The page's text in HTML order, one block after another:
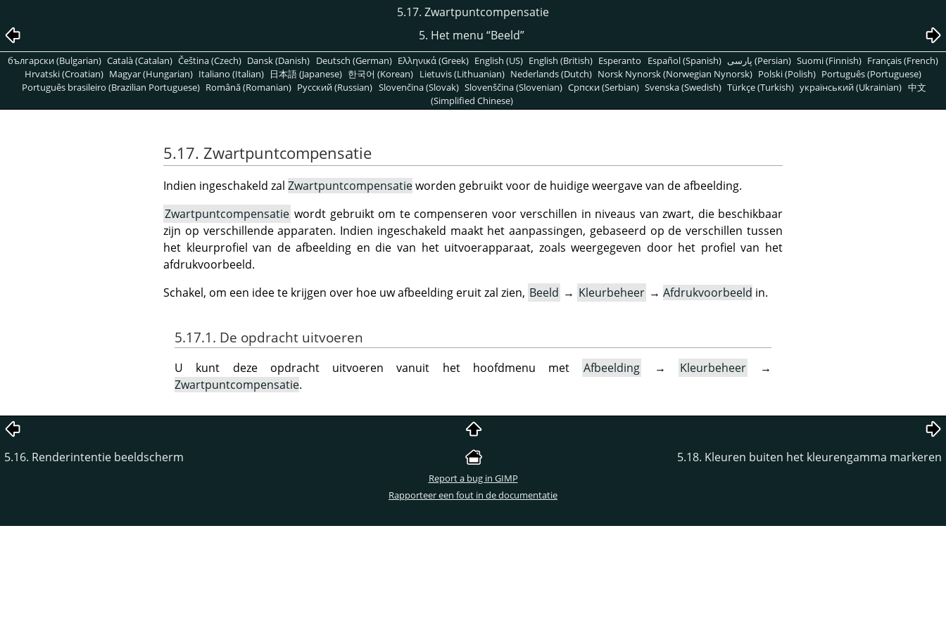
5.17. Zwartpuntcompensatie
5. Het menu “Beeld”
български (Bulgarian) Català (Catalan) Čeština (Czech) Dansk (Danish) Deutsch (German) Ελληνικά (Greek) English (US) English (British) Esperanto Español (Spanish) پارسی (Persian) Suomi (Finnish) Français (French)
Hrvatski (Croatian) Magyar (Hungarian) Italiano (Italian) 日本語 (Japanese) 한국어 (Korean) Lietuvis (Lithuanian) Nederlands (Dutch) Norsk Nynorsk (Norwegian Nynorsk) Polski (Polish) Português (Portuguese)
Português brasileiro (Brazilian Portuguese) Română (Romanian) Pусский (Russian) Slovenčina (Slovak) Slovenščina (Slovenian) Српски (Serbian) Svenska (Swedish) Türkçe (Turkish) український (Ukrainian) 中文
(Simplified Chinese)
5.17. Zwartpuntcompensatie
Indien ingeschakeld zal Zwartpuntcompensatieworden gebruikt voor de huidige weergave van de afbeelding.
Zwartpuntcompensatie wordt gebruikt om te compenseren voor verschillen in niveaus van zwart, die beschikbaar
zijn op verschillende apparaten. Indien ingeschakeld maakt het aanpassingen, gebaseerd op de verschillen tussen
het kleurprofiel van de afbeelding en die van het uitvoerapparaat, zoals weergegeven door het profiel van het
afdrukvoorbeeld.
Schakel, om een idee te krijgen over hoe uw afbeelding eruit zal zien, Beeld → Kleurbeheer → Afdrukvoorbeeld in.
5.17.1. De opdracht uitvoeren
U kunt deze opdracht uitvoeren vanuit het hoofdmenu met Afbeelding → Kleurbeheer →
Zwartpuntcompensatie.
5.16. Renderintentie beeldscherm 5.18. Kleuren buiten het kleurengamma markeren
Report a bug in GIMP
Rapporteer een fout in de documentatie